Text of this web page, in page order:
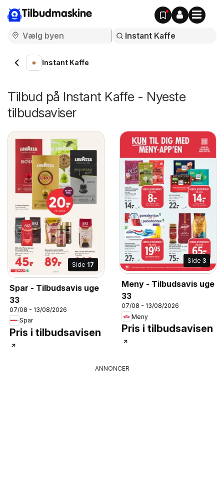
Tilbudmaskine
Instant Kaffe
Tilbud på Instant Kaffe - Nyeste
tilbudsaviser
Side 17
Spar - Tilbudsavis uge
33
07/08 - 13/08/2026
Spar
Pris i tilbudsavisen
Side 3
Meny - Tilbudsavis uge
33
07/08 - 13/08/2026
Meny
Pris i tilbudsavisen
ANNONCER